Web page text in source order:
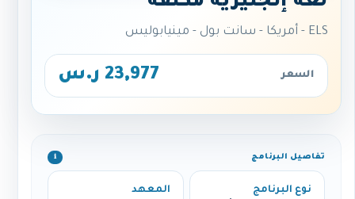
ELS - أمريكا - سانت بول - مينيابوليس
السعر 23,977 ر.س
تفاصيل البرنامج ℹ️
نوع البرنامج
المعهد